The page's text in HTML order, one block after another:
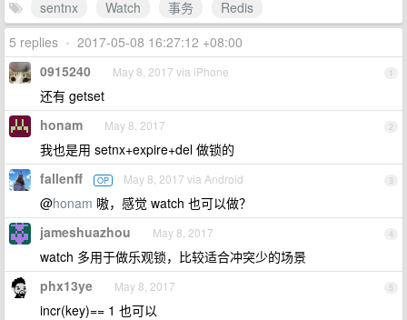
sentnx
Watch 事务
Redis
5 replies • 2017-05-08 16:27:12 +08:00
1
0915240 May 8, 2017 via iPhone
还有 getset
2
honam May 8, 2017
我也是用 setnx+expire+del 做锁的
3
fallenff OP May 8, 2017 via Android
@honam 嗷，感觉 watch 也可以做？
4
jameshuazhou May 8, 2017
watch 多用于做乐观锁，比较适合冲突少的场景
5
phx13ye May 8, 2017
incr(key)== 1 也可以